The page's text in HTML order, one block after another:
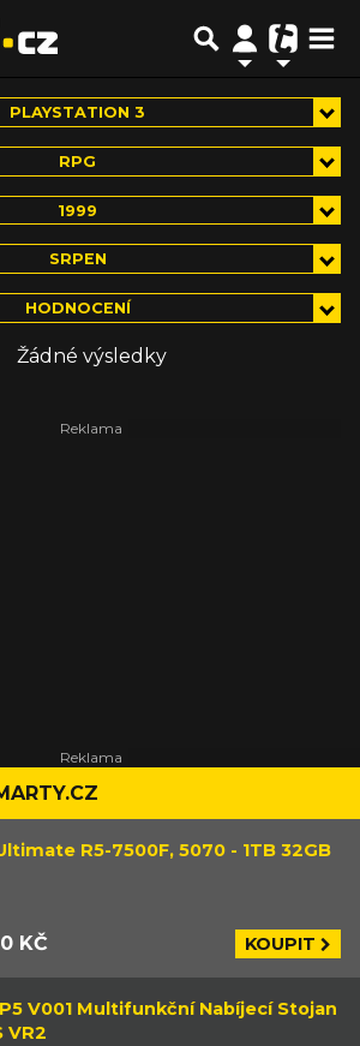
PLAYSTATION 3
RPG
1999
SRPEN
HODNOCENÍ
Žádné výsledky
R5-7500F, 5070 - 1TB 32GB
KČ KOUPIT
V001 Multifunkční Nabíjecí Stojan
VR2